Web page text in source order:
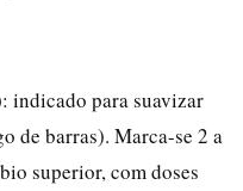
: indicado para suavizar
de barras). Marca-se 2 a
superior, com doses